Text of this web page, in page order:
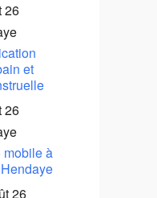
26
et
26
mobile à
26